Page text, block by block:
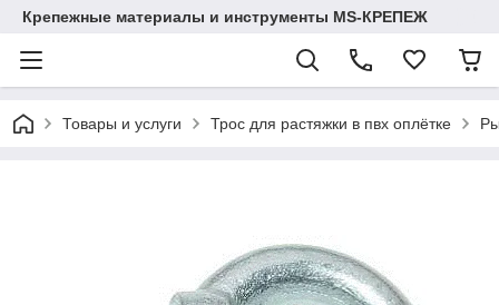
Крепежные материалы и инструменты MS-КРЕПЕЖ
Товары и услуги Трос для растяжки в пвх оплётке